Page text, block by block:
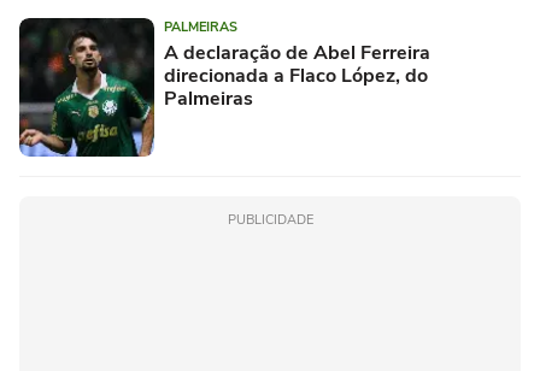
PALMEIRAS
A declaração de Abel Ferreira
direcionada a Flaco López, do
Palmeiras
PUBLICIDADE